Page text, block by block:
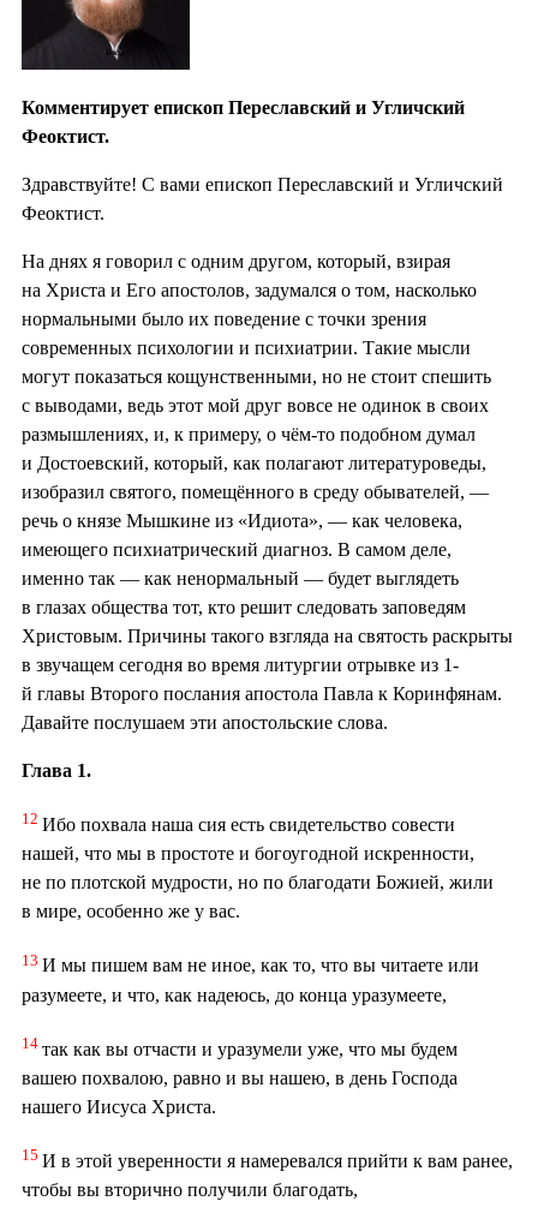
Комментирует епископ Переславский и Угличский
Феоктист.
Здравствуйте! С вами епископ Переславский и Угличский
Феоктист.
На днях я говорил с одним другом, который, взирая
на Христа и Его апостолов, задумался о том, насколько
нормальными было их поведение с точки зрения
современных психологии и психиатрии. Такие мысли
могут показаться кощунственными, но не стоит спешить
с выводами, ведь этот мой друг вовсе не одинок в своих
размышлениях, и, к примеру, о чём-то подобном думал
и Достоевский, который, как полагают литературоведы,
изобразил святого, помещённого в среду обывателей, —
речь о князе Мышкине из «Идиота», — как человека,
имеющего психиатрический диагноз. В самом деле,
именно так — как ненормальный — будет выглядеть
в глазах общества тот, кто решит следовать заповедям
Христовым. Причины такого взгляда на святость раскрыты
в звучащем сегодня во время литургии отрывке из 1-
й главы Второго послания апостола Павла к Коринфянам.
Давайте послушаем эти апостольские слова.
Глава 1.
12 Ибо похвала наша сия есть свидетельство совести
нашей, что мы в простоте и богоугодной искренности,
не по плотской мудрости, но по благодати Божией, жили
в мире, особенно же у вас.
13 И мы пишем вам не иное, как то, что вы читаете или
разумеете, и что, как надеюсь, до конца уразумеете,
14 так как вы отчасти и уразумели уже, что мы будем
вашею похвалою, равно и вы нашею, в день Господа
нашего Иисуса Христа.
15 И в этой уверенности я намеревался прийти к вам ранее,
чтобы вы вторично получили благодать,